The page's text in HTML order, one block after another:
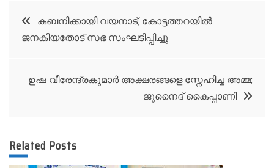
Post
navigation
കബനിക്കായി വയനാട്; കോട്ടത്തറയില്‍
ജനകീയതോട് സഭ സംഘടിപ്പിച്ചു
ഉഷ വീരേന്ദ്രകുമാർ അക്ഷരങ്ങളെ സ്നേഹിച്ച അമ്മ;
ജുനൈദ് കൈപ്പാണി
Related Posts